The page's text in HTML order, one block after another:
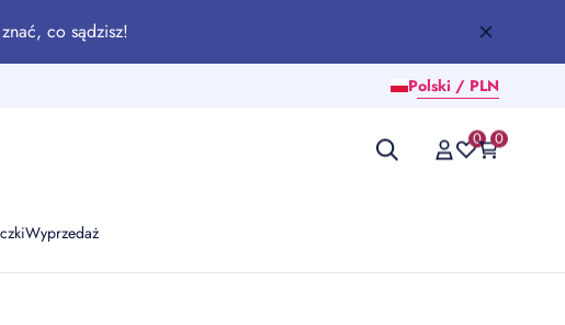
co sądzisz!
Polski / PLN
0 0
Wyprzedaż